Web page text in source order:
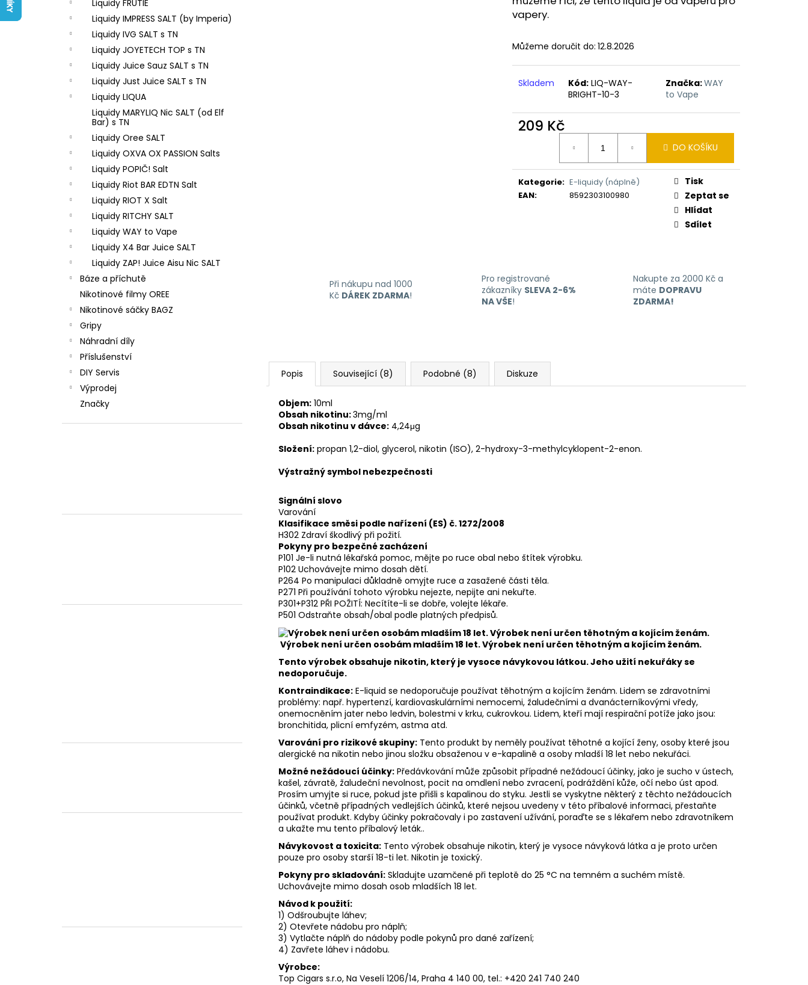
Liquidy FRUTIE
Liquidy IMPRESS SALT (by Imperia)
Liquidy IVG SALT s TN
Liquidy JOYETECH TOP s TN
Liquidy Juice Sauz SALT s TN
Liquidy Just Juice SALT s TN
Liquidy LIQUA
Liquidy MARYLIQ Nic SALT (od Elf
Bar) s TN
Liquidy Oree SALT
Liquidy OXVA OX PASSION Salts
Liquidy POPIČ! Salt
Liquidy Riot BAR EDTN Salt
Liquidy RIOT X Salt
Liquidy RITCHY SALT
Liquidy WAY to Vape
Liquidy X4 Bar Juice SALT
Liquidy ZAP! Juice Aisu Nic SALT
Báze a příchutě
Nikotinové filmy OREE
Nikotinové sáčky BAGZ
Gripy
Náhradní díly
Příslušenství
DIY Servis
Výprodej
Značky
vapery.
Můžeme doručit do: 12.8.2026
Skladem Kód: LIQ-WAY-
BRIGHT-10-3
Značka:WAY
to Vape
209 Kč
DO KOŠÍKU
Kategorie: E-liquidy (náplně)
EAN: 8592303100980
Tisk
Zeptat se
Hlídat
Sdílet
Při nákupu nad 1000
Kč DÁREK ZDARMA!
Pro registrované
zákazníky SLEVA 2-6%
NA VŠE!
Nakupte za 2000 Kč a
máte DOPRAVU
ZDARMA!
Popis Související (8) Podobné (8) Diskuze
Objem: 10ml
Obsah nikotinu:3mg/ml
Obsah nikotinu v dávce: 4,24μg
Složení: propan 1,2-diol, glycerol, nikotin (ISO), 2-hydroxy-3-methylcyklopent-2-enon.
Výstražný symbol nebezpečnosti
Signální slovo
Varování
Klasifikace směsi podle nařízení (ES) č. 1272/2008
H302 Zdraví škodlivý při požití.
Pokyny pro bezpečné zacházení
P101 Je-li nutná lékařská pomoc, mějte po ruce obal nebo štítek výrobku.
P102 Uchovávejte mimo dosah dětí.
P264 Po manipulaci důkladně omyjte ruce a zasažené části těla.
P271 Při používání tohoto výrobku nejezte, nepijte ani nekuřte.
P301+P312 PŘI POŽITÍ: Necítíte-li se dobře, volejte lékaře.
P501 Odstraňte obsah/obal podle platných předpisů.
Výrobek není určen osobám mladším 18 let. Výrobek není určen těhotným a kojícím ženám.
Tento výrobek obsahuje nikotin, který je vysoce návykovou látkou. Jeho užití nekuřáky se
nedoporučuje.
Kontraindikace: E-liquid se nedoporučuje používat těhotným a kojícím ženám. Lidem se zdravotními
problémy: např. hypertenzí, kardiovaskulárními nemocemi, žaludečními a dvanácterníkovými vředy,
onemocněním jater nebo ledvin, bolestmi v krku, cukrovkou. Lidem, kteří mají respirační potíže jako jsou:
bronchitida, plicní emfyzém, astma atd.
Varování pro rizikové skupiny: Tento produkt by neměly používat těhotné a kojící ženy, osoby které jsou
alergické na nikotin nebo jinou složku obsaženou v e-kapalině a osoby mladší 18 let nebo nekuřáci.
Možné nežádoucí účinky: Předávkování může způsobit případné nežádoucí účinky, jako je sucho v ústech,
kašel, závratě, žaludeční nevolnost, pocit na omdlení nebo zvracení, podráždění kůže, očí nebo úst apod.
Prosím umyjte si ruce, pokud jste přišli s kapalinou do styku. Jestli se vyskytne některý z těchto nežádoucích
účinků, včetně případných vedlejších účinků, které nejsou uvedeny v této příbalové informaci, přestaňte
používat produkt. Kdyby účinky pokračovaly i po zastavení užívání, poraďte se s lékařem nebo zdravotníkem
a ukažte mu tento příbalový leták..
Návykovost a toxicita: Tento výrobek obsahuje nikotin, který je vysoce návyková látka a je proto určen
pouze pro osoby starší 18-ti let. Nikotin je toxický.
Pokyny pro skladování: Skladujte uzamčené při teplotě do 25 °C na temném a suchém místě.
Uchovávejte mimo dosah osob mladších 18 let.
Návod k použití:
1) Odšroubujte láhev;
2) Otevřete nádobu pro náplň;
3) Vytlačte náplň do nádoby podle pokynů pro dané zařízení;
4) Zavřete láhev i nádobu.
Výrobce:
Top Cigars s.r.o, Na Veselí 1206/14, Praha 4 140 00, tel.: +420 241 740 240
LIQUID ARAMAX 4PACK CIGAR
TOBACCO 4X10ML-18MG
558 Kč
LIQUID LIQUA AMERICAN BLEND 10ML-
6MG (AMERICKÝ MÍCHANÝ TABÁK)